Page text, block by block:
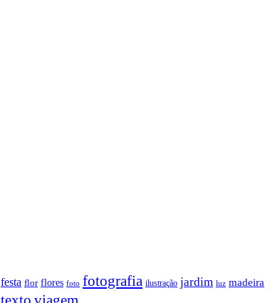
festa flor flores foto fotografia ilustração jardim luz madeira